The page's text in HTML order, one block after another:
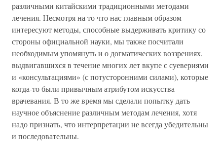
различными китайскими традиционными методами
лечения. Несмотря на то что нас главным образом
интересуют методы, способные выдерживать критику со
стороны официальной науки, мы также посчитали
необходимым упомянуть и о догматических воззрениях,
выдвигавшихся в течение многих лет вкупе с суевериями
и «консультациями» (с потусторонними силами), которые
когда-то были привычным атрибутом искусства
врачевания. В то же время мы сделали попытку дать
научное объяснение различным методам лечения, хотя
надо признать, что интерпретации не всегда убедительны
и последовательны.